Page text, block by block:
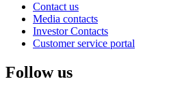
Contact us
Media contacts
Investor Contacts
Customer service portal
Follow us